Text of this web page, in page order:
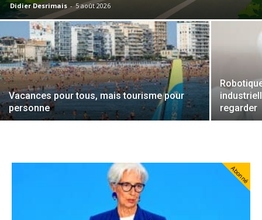
Didier Desrimais - 5 août 2026
Vacances pour tous, mais tourisme pour
personne
regarder
Abonné